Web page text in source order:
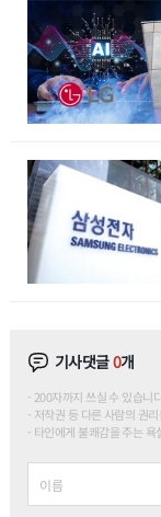
기사댓글0개
200자까지 쓰실 수 있습
저작권 등 다른 사람의 권
타인에게 불쾌감을 주는